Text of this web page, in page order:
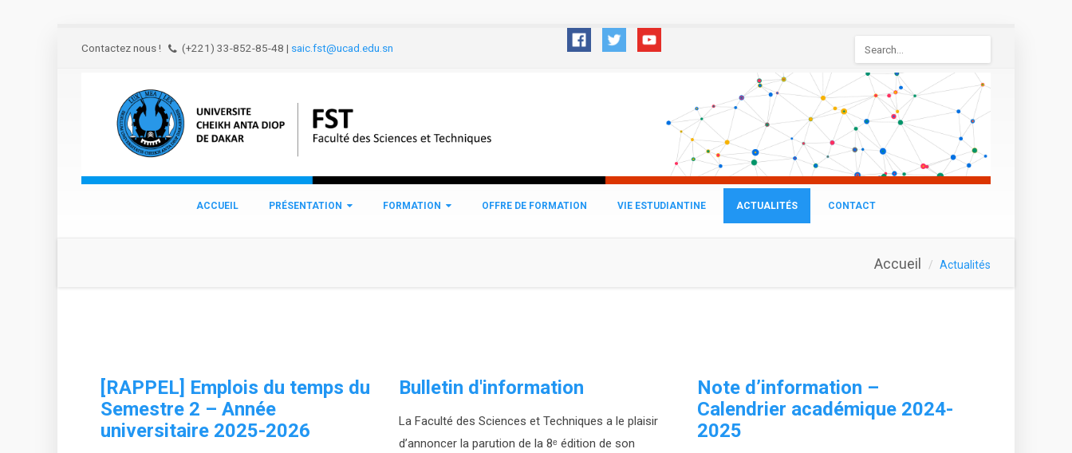
Contactez nous ! (+221) 33-852-85-48 | saic.fst@ucad.edu.sn
Formulaire
de
recherche
ACCUEIL PRÉSENTATION FORMATION OFFRE DE FORMATION VIE ESTUDIANTINE ACTUALITÉS CONTACT
Accueil Actualités
[RAPPEL] Emplois du temps du
Semestre 2 – Année
universitaire 2025-2026
Bulletin d'information
La Faculté des Sciences et Techniques a le plaisir
d’annoncer la parution de la 8ᵉ édition de son
Note d’information –
Calendrier académique 2024-
2025